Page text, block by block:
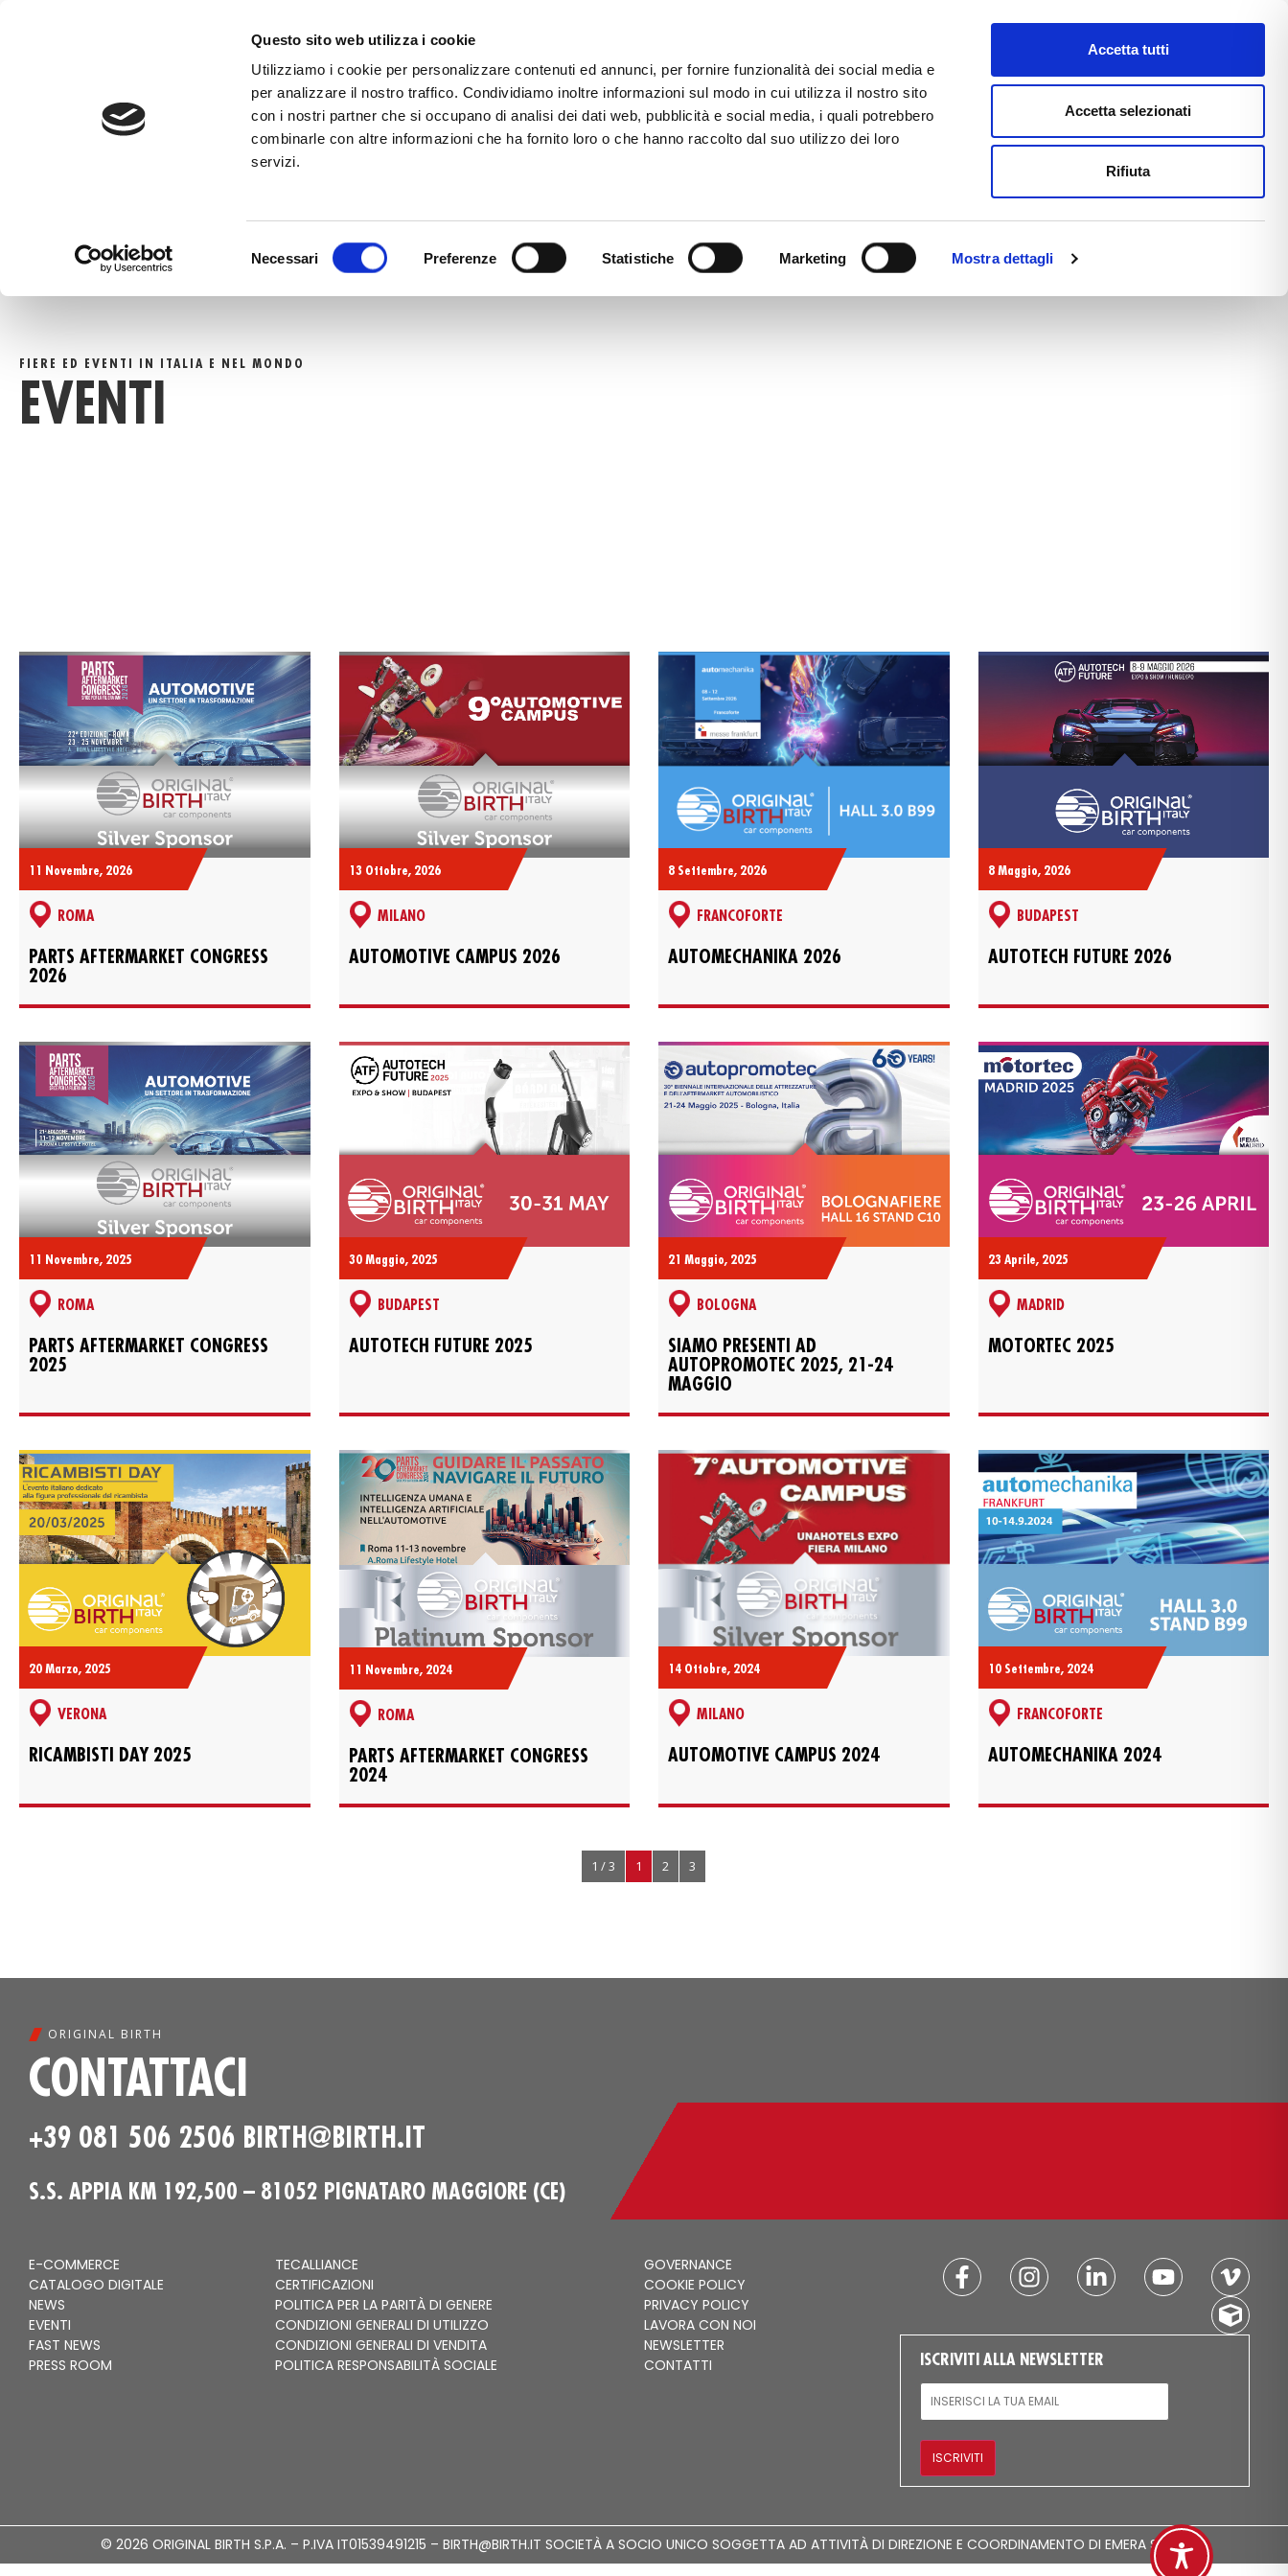
Questo sito web utilizza i cookie
Utilizziamo i cookie per personalizzare contenuti ed annunci, per fornire funzionalità dei social media e
per analizzare il nostro traffico. Condividiamo inoltre informazioni sul modo in cui utilizza il nostro sito
con i nostri partner che si occupano di analisi dei dati web, pubblicità e social media, i quali potrebbero
combinarle con altre informazioni che ha fornito loro o che hanno raccolto dal suo utilizzo dei loro
servizi.
del
Necessari Preferenze Statistiche Marketing Mostra dettagli
Accetta tutti
Accetta selezionati
Rifiuta
CATALOGO DIGITALE TECALLIANCE E-COMMERCE FAST NEWS
FIERE ED EVENTI IN ITALIA E NEL MONDO
EVENTI
PRESENZE, APPUNTAMENTI E INCONTRI NEI PRINCIPALI EVENTI DI SETTORE.
11 Novembre, 2026
ROMA
PARTS AFTERMARKET CONGRESS
2026
13 Ottobre, 2026
MILANO
AUTOMOTIVE CAMPUS 2026
8 Settembre, 2026
FRANCOFORTE
AUTOMECHANIKA 2026
8 Maggio, 2026
BUDAPEST
AUTOTECH FUTURE 2026
11 Novembre, 2025
ROMA
PARTS AFTERMARKET CONGRESS
2025
30 Maggio, 2025
BUDAPEST
AUTOTECH FUTURE 2025
21 Maggio, 2025
BOLOGNA
SIAMO PRESENTI AD
AUTOPROMOTEC 2025, 21-24
MAGGIO
23 Aprile, 2025
MADRID
MOTORTEC 2025
20 Marzo, 2025
VERONA
RICAMBISTI DAY 2025
11 Novembre, 2024
ROMA
PARTS AFTERMARKET CONGRESS
2024
14 Ottobre, 2024
MILANO
AUTOMOTIVE CAMPUS 2024
10 Settembre, 2024
FRANCOFORTE
AUTOMECHANIKA 2024
1 / 3 1 2 3
ORIGINAL BIRTH
CONTATTACI
+39 081 506 2506 BIRTH@BIRTH.IT
S.S. APPIA KM 192,500 – 81052 PIGNATARO MAGGIORE (CE)
E-COMMERCE
CATALOGO DIGITALE
NEWS
EVENTI
FAST NEWS
PRESS ROOM
TECALLIANCE
CERTIFICAZIONI
POLITICA PER LA PARITÀ DI GENERE
CONDIZIONI GENERALI DI UTILIZZO
CONDIZIONI GENERALI DI VENDITA
POLITICA RESPONSABILITÀ SOCIALE
GOVERNANCE
COOKIE POLICY
PRIVACY POLICY
LAVORA CON NOI
NEWSLETTER
CONTATTI
ISCRIVITI ALLA NEWSLETTER
EMAIL
ISCRIVITI
© 2026 ORIGINAL BIRTH S.P.A. – P.IVA IT01539491215 – BIRTH@BIRTH.IT SOCIETÀ A SOCIO UNICO SOGGETTA AD ATTIVITÀ DI DIREZIONE E COORDINAMENTO DI EMERA S.P.A.